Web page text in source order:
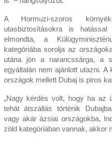
A Hormuzi-szoros
utasbiztosításokra is
elmondta, a
kategóriába sorolja az
utána jön a narancssárga, a
egyáltalán nem ajánlott utazni.
országok mellett Dubaj is piros
„Nagy kérdés volt, hogy ha az
tehát átszállás történik
vagy akár ázsiai országokba,
zöld kategóriában vannak, akkor